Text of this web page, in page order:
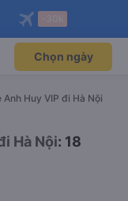
Mở app
qua
Mở app
Chọn ngày
Anh Huy VIP đi Hà Nội
Hà Nội: 18